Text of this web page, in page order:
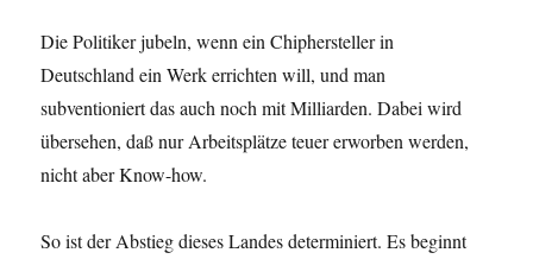
Die Politiker jubeln, wenn ein Chiphersteller in
Deutschland ein Werk errichten will, und man
subventioniert das auch noch mit Milliarden. Dabei wird
übersehen, daß nur Arbeitsplätze teuer erworben werden,
nicht aber Know-how.
So ist der Abstieg dieses Landes determiniert. Es beginnt